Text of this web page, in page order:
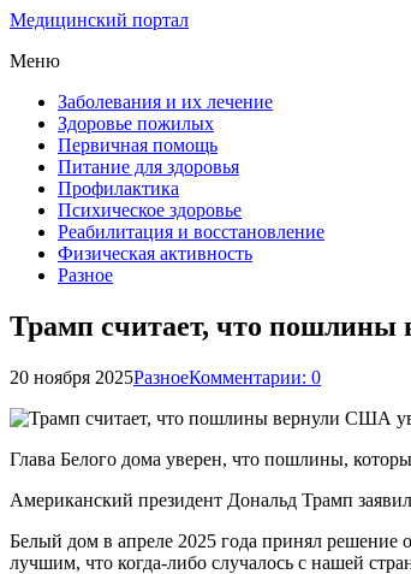
Медицинский портал
Меню
Заболевания и их лечение
Здоровье пожилых
Первичная помощь
Питание для здоровья
Профилактика
Психическое здоровье
Реабилитация и восстановление
Физическая активность
Разное
Трамп считает, что
20 ноября 2025РазноеКомментарии: 0
Глава Белого дома уверен, что пошлины,
Американский президент Дональд Трамп
Белый дом в апреле 2025 года принял решение
лучшим, что когда-либо случалось с нашей